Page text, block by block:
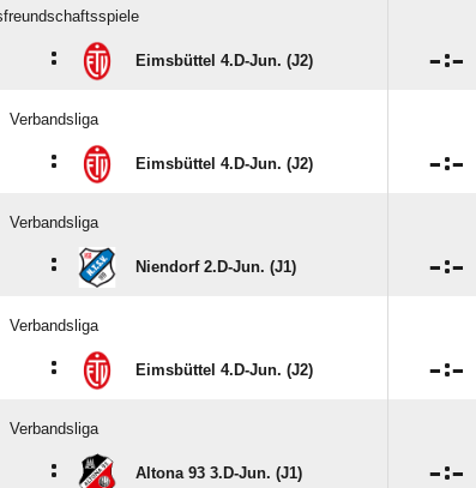
: Eimsbüttel 4.D-Jun. (J2) :
Verbandsliga
: Eimsbüttel 4.D-Jun. (J2) :
Verbandsliga
: Niendorf 2.D-Jun. (J1) :
Verbandsliga
: Eimsbüttel 4.D-Jun. (J2) :
Verbandsliga
: Altona 93 3.D-Jun. (J1) :